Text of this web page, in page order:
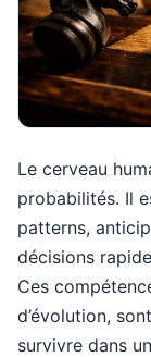
Le cerveau
probabilités. Il
patterns,
décisions
Ces
d’évolution,
survivre dans